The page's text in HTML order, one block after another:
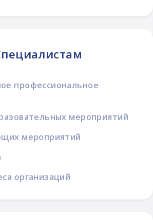
профессиональное
мероприятий
мероприятий
организаций